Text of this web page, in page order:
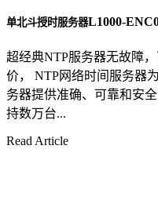
单北斗授时服务器L1000-
超经典NTP服务器无故障
价， NTP网络时间服务器
务器提供准确、可靠和安
持数万台...
Read Article